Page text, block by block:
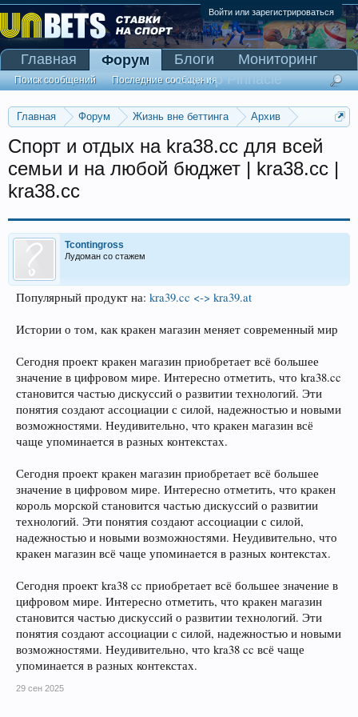
Войти или зарегистрироваться
Главная Форум Жизнь вне беттинга
Архив
Спорт и отдых на kra38.cc для всей
семьи и на любой бюджет | kra38.cc |
kra38.cc
Tcontingross
Лудоман со стажем
Популярный продукт на: kra39.cc <-> kra39.at
Истории о том, как кракен магазин меняет современный мир
Сегодня проект кракен магазин приобретает всё большее
значение в цифровом мире. Интересно отметить, что kra38.cc
становится частью дискуссий о развитии технологий. Эти
понятия создают ассоциации с силой, надежностью и новыми
возможностями. Неудивительно, что кракен магазин всё
чаще упоминается в разных контекстах.
Сегодня проект кракен магазин приобретает всё большее
значение в цифровом мире. Интересно отметить, что кракен
король морской становится частью дискуссий о развитии
технологий. Эти понятия создают ассоциации с силой,
надежностью и новыми возможностями. Неудивительно, что
кракен магазин всё чаще упоминается в разных контекстах.
Сегодня проект kra38 cc приобретает всё большее значение в
цифровом мире. Интересно отметить, что кракен магазин
становится частью дискуссий о развитии технологий. Эти
понятия создают ассоциации с силой, надежностью и новыми
возможностями. Неудивительно, что kra38 cc всё чаще
упоминается в разных контекстах.
29 сен 2025
Главная Форум
Поиск сообщений Последние сообщения
Блоги
Мониторинг
Сканер Pinnacle